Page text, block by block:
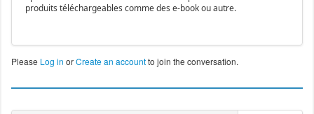
produits téléchargeables comme des e-book ou autre.
Please Log in orCreate an accountto join the conversation.